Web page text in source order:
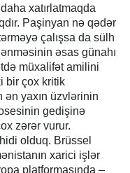
xatırlatmaqda
Paşinyan nə qədər
çalışsa da sülh
əsas günahı
müxalifət amilini
bir çox kritik
ən yaxın üzvlərinin
gedişinə
zərər vurur.
olduq. Brüssel
xarici işlər
platformasında –